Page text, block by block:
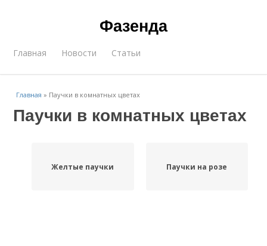
Фазенда
Главная Новости Статьи
Главная » Паучки в комнатных цветах
Паучки в комнатных цветах
Желтые паучки Паучки на розе